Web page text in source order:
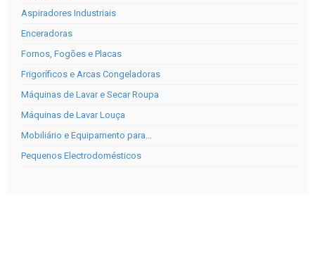
Aspiradores Industriais
Enceradoras
Fornos, Fogões e Placas
Frigoríficos e Arcas Congeladoras
Máquinas de Lavar e Secar Roupa
Máquinas de Lavar Louça
Mobiliário e Equipamento para…
Pequenos Electrodomésticos